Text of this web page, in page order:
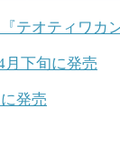
テオティワカ
発売